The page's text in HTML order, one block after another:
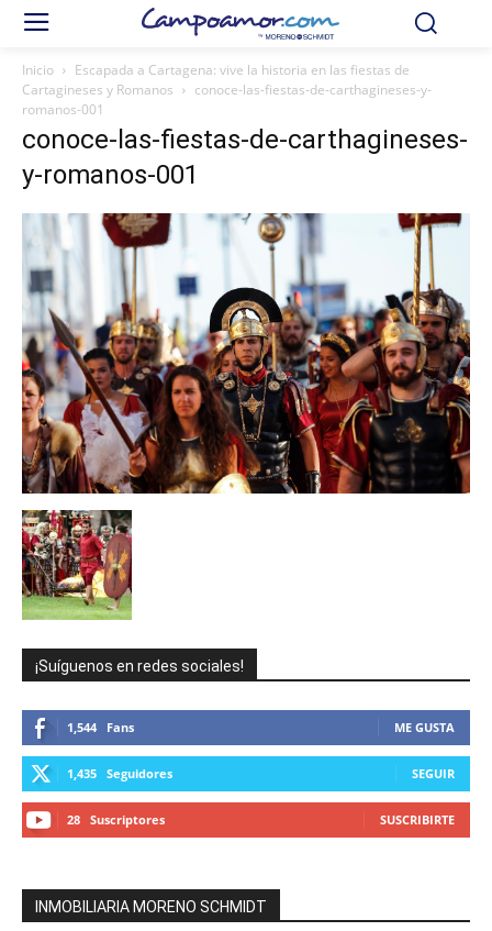
Inicio
Escapada a Cartagena: vive la historia en las fiestas de
Cartagineses y Romanos
conoce-las-fiestas-de-carthagineses-y-
romanos-001
conoce-las-fiestas-de-carthagineses-
y-romanos-001
¡Suíguenos en redes sociales!
1,544 Fans ME GUSTA
1,435 Seguidores SEGUIR
28 Suscriptores SUSCRIBIRTE
INMOBILIARIA MORENO SCHMIDT